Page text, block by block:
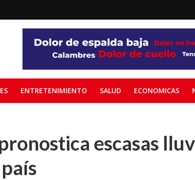
ENTRETENIMIENTO SALUD ECONOMICAS
escasas